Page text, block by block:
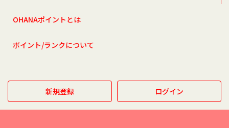
OHANAポイントとは
ポイント/ランクについて
新規登録 ログイン